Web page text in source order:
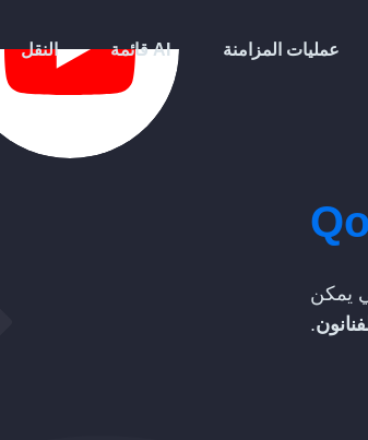
النقل قائمة AI عمليات المزامنة
يمكن
.